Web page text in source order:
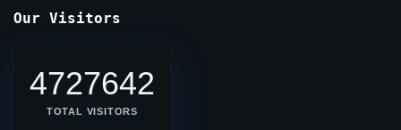
Our Visitors
4727642
TOTAL VISITORS